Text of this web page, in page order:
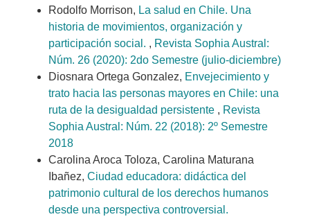
Rodolfo Morrison, La salud en Chile. Una
historia de movimientos, organización y
participación social. , Revista Sophia Austral:
Núm. 26 (2020): 2do Semestre (julio-diciembre)
Diosnara Ortega Gonzalez, Envejecimiento y
trato hacia las personas mayores en Chile: una
ruta de la desigualdad persistente , Revista
Sophia Austral: Núm. 22 (2018): 2º Semestre
2018
Carolina Aroca Toloza, Carolina Maturana
Ibañez, Ciudad educadora: didáctica del
patrimonio cultural de los derechos humanos
desde una perspectiva controversial.